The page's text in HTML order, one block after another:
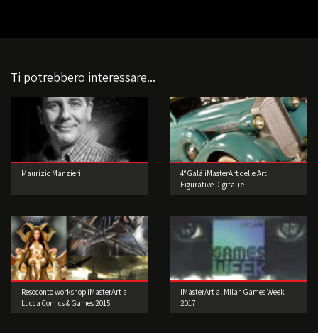
Ti potrebbero interessare...
Maurizio Manzieri
4° Galà iMasterArt delle Arti
Figurative Digitali e
Resoconto workshop iMasterArt a
Lucca Comics & Games 2015
iMasterArt al Milan Games Week
2017